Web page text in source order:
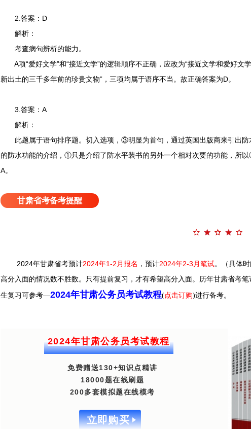
2.答案：D
解析：
考查病句辨析的能力。
A项“爱好文学”和“接近文学”的逻辑顺序不正确，应改为“接近文学和爱好文
新出土的三千多年前的珍贵文物”，三项均属于语序不当。故正确答案为D。
3.答案：A
解析：
此题属于语句排序题。切入选项，③明显为首句，通过英国出版商来引出防
的防水功能的介绍，①只是介绍了防水平装书的另外一个相对次要的功能，所
A。
甘肃省考备考提醒
2024年甘肃省考预计2024年1-2月报名 ，预计2024年2-3月笔试。（具体
高分入面的情况数不胜数。
只有提前复习，才有希望高分入面。 历年甘肃省考
生复习可参考—2024年甘肃公务员考试教程(点击订购)进行备考。
2024年甘肃公务员考试教程
免费赠送130+知识点精讲
18000题在线刷题
200多套模拟题在线模考
立即购买